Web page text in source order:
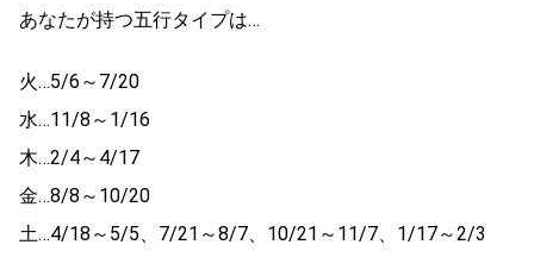
あなたが持つ五行タイプは…
火…5/6～7/20
水…11/8～1/16
木…2/4～4/17
金…8/8～10/20
土…4/18～5/5、7/21～8/7、10/21～11/7、1/17～2/3